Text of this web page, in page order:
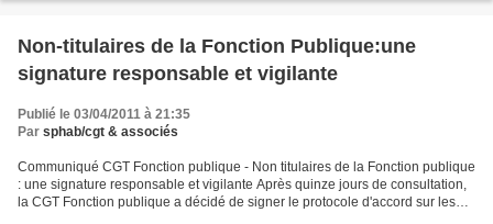
Non-titulaires de la Fonction Publique:une
signature responsable et vigilante
Publié le 03/04/2011 à 21:35
Par sphab/cgt & associés
Communiqué CGT Fonction publique - Non titulaires de la Fonction publique
: une signature responsable et vigilante Après quinze jours de consultation,
la CGT Fonction publique a décidé de signer le protocole d'accord sur les